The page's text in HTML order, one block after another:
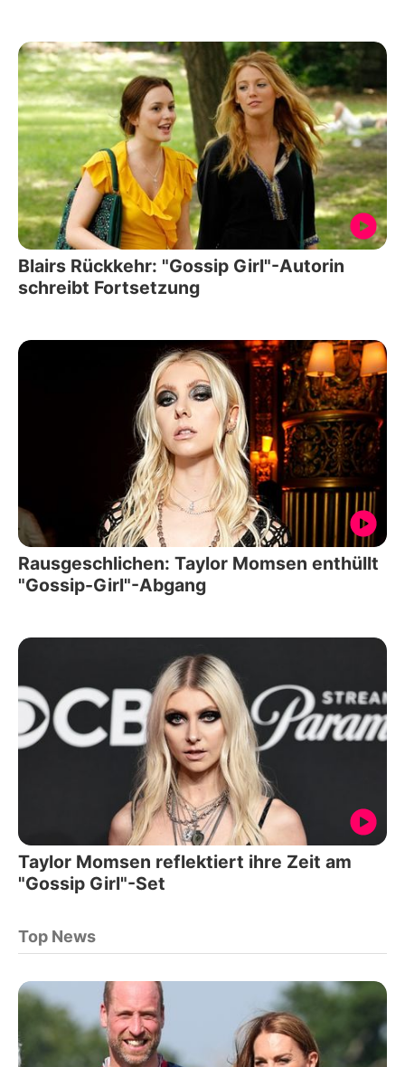
Blairs Rückkehr: "Gossip Girl"-Autorin
schreibt Fortsetzung
Rausgeschlichen: Taylor Momsen enthüllt
"Gossip-Girl"-Abgang
Taylor Momsen reflektiert ihre Zeit am
"Gossip Girl"-Set
Top News